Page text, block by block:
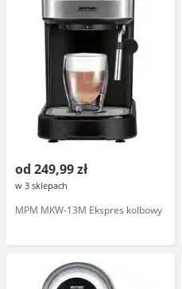
od 249,99 zł
w 3 sklepach
MPM MKW-13M Ekspres kolbowy